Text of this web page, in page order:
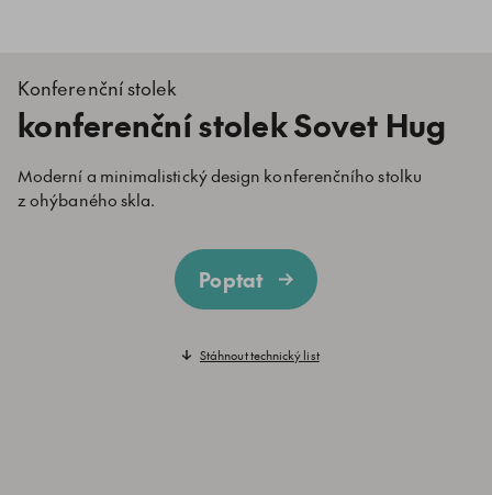
Konferenční stolek
konferenční stolek Sovet Hug
Moderní a minimalistický design konferenčního stolku
z ohýbaného skla.
Poptat
Stáhnout technický list